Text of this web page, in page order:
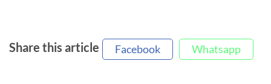
Share this article Facebook Whatsapp